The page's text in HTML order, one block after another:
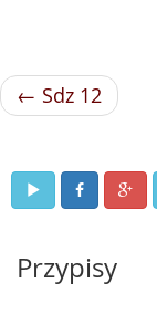
← Sdz 12
Przypisy